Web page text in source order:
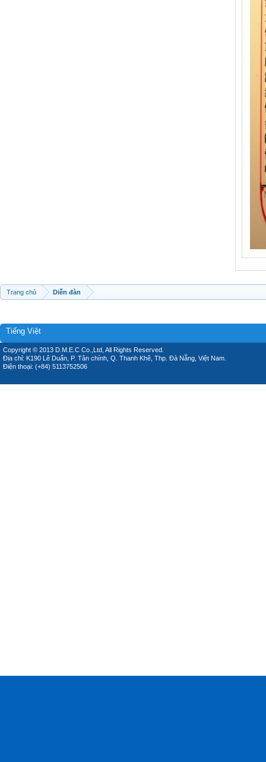
Trang chủ Diễn đàn
Tiếng Việt
Copyright © 2013 D.M.E.C Co.,Ltd, All Rights Reserved.
Địa chỉ: K190 Lê Duẩn, P. Tân chính, Q. Thanh Khê, Thp. Đà Nẵng, Việt Nam.
Điện thoại: (+84) 5113752506